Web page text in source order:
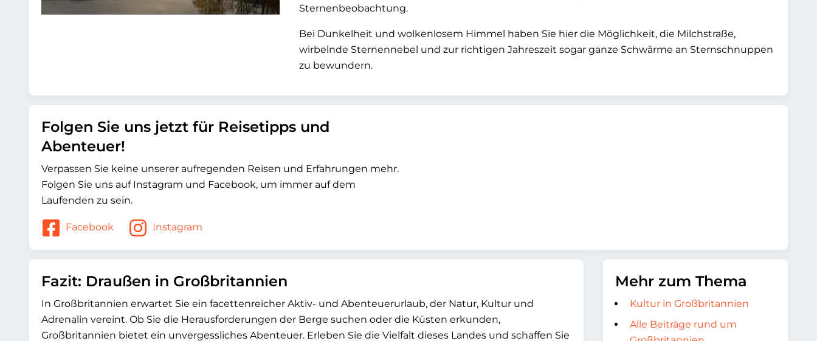
Sternenbeobachtung.
Bei Dunkelheit und wolkenlosem Himmel haben Sie hier die Möglichkeit, die Milchstraße,
wirbelnde Sternennebel und zur richtigen Jahreszeit sogar ganze Schwärme an Sternschnuppen
zu bewundern.
Folgen Sie uns jetzt für Reisetipps und
Abenteuer!
Verpassen Sie keine unserer aufregenden Reisen und Erfahrungen mehr.
Folgen Sie uns auf Instagram und Facebook, um immer auf dem
Laufenden zu sein.
Facebook Instagram
Fazit: Draußen in Großbritannien
In Großbritannien erwartet Sie ein facettenreicher Aktiv- und Abenteuerurlaub, der Natur, Kultur und
Adrenalin vereint. Ob Sie die Herausforderungen der Berge suchen oder die Küsten erkunden,
Großbritannien bietet ein unvergessliches Abenteuer. Erleben Sie die Vielfalt dieses Landes und schaffen Sie
Mehr zum Thema
Kultur in Großbritannien
Alle Beiträge rund um